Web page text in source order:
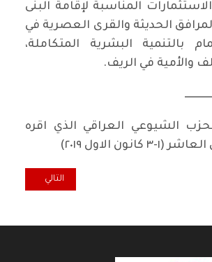
المناسبة لإقامة البنى
الحديثة والقرى العصرية في
بالتنمية البشرية المتكاملة،
والأمية في الريف.
الشيوعي العراقي الذي اقره
الاول ٢٠١٩)
رائد فهمي : في ذكرى التأسيس نُحيّي الرواد ونستذكر
المقال التالي:
التالي